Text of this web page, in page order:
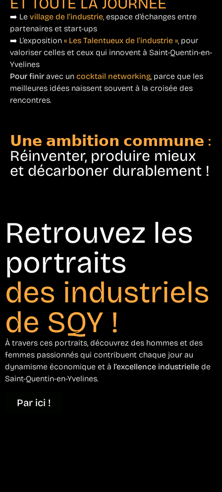
ET TOUTE LA JOURNÉE
➡️ Le village de l’industrie, espace d’échanges entre
partenaires et start-ups
➡️ L’exposition « Les Talentueux de l’industrie », pour
valoriser celles et ceux qui innovent à Saint-Quentin-en-
Yvelines
Pour finir avec un cocktail networking, parce que les
meilleures idées naissent souvent à la croisée des
rencontres.
𝗨𝗻𝗲 𝗮𝗺𝗯𝗶𝘁𝗶𝗼𝗻 𝗰𝗼𝗺𝗺𝘂𝗻𝗲 :
Réinventer, produire mieux
et décarboner durablement !
Retrouvez les
portraits
des industriels
de SQY !
À travers ces portraits, découvrez des hommes et des
femmes passionnés qui contribuent chaque jour au
dynamisme économique et à l’excellence industrielle de
Saint-Quentin-en-Yvelines.
Par ici !